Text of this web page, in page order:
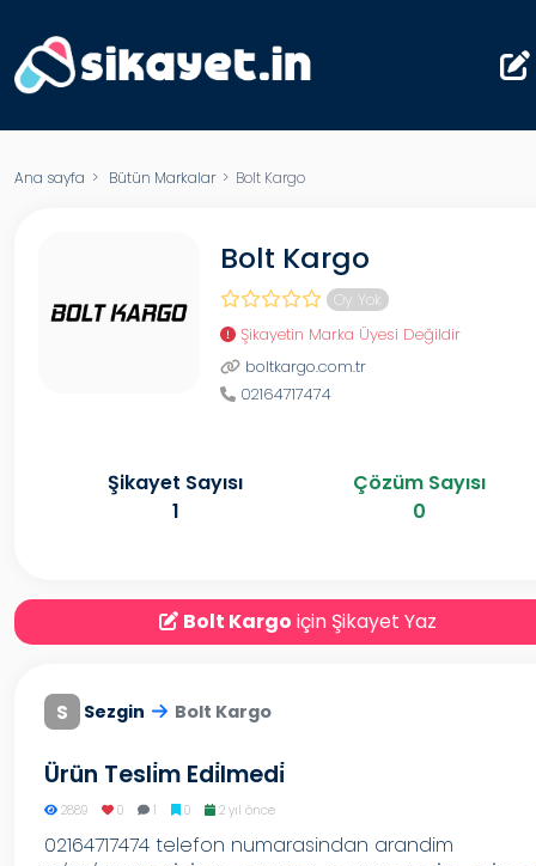
Ana sayfa > Bütün Markalar> Bolt Kargo
Bolt Kargo
Oy Yok
Şikayetin Marka Üyesi Değildir
boltkargo.com.tr
02164717474
Şikayet Sayısı
1
Çözüm Sayısı
0
Bolt Kargo için Şikayet Yaz
S Sezgin Bolt Kargo
Ürün Tesli̇m Edi̇lmedi̇
2889 0 1 0 2 yıl önce
02164717474 telefon numarasindan arandim